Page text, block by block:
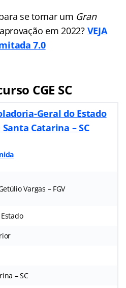
se tornar um Gran
em 2022? VEJA
7.0
CGE SC
Geral do Estado
Santa Catarina – SC
Vargas – FGV
– SC